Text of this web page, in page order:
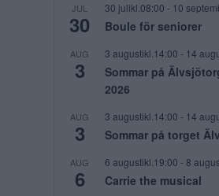
JUL
30
30 julikl.08:00 - 10
Boule för seniorer
AUG
3
3 augustikl.14:00 - 14
Sommar på
2026
AUG
3
3 augustikl.14:00 - 14
Sommar på torget
AUG
6
6 augustikl.19:00 - 8
Carrie the musical